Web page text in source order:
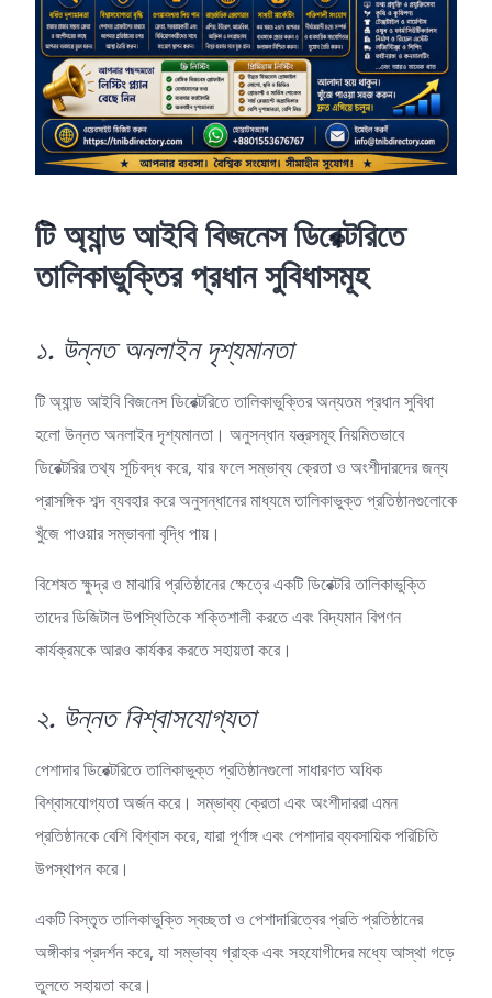
টিঅ্যান্ডআইবিবিজনেসডিরেক্টরিতে
তালিকাভুক্তিরপ্রধানসুবিধাসমূহ
১. উন্নতঅনলাইনদৃশ্যমানতা
টি অ্যান্ড আইবি বিজনেস ডিরেক্টরিতে তালিকাভুক্তির অন্যতম প্রধান সুবিধা
হলো উন্নত অনলাইন দৃশ্যমানতা। অনুসন্ধান যন্ত্রসমূহ নিয়মিতভাবে
ডিরেক্টরির তথ্য সূচিবদ্ধ করে, যার ফলে সম্ভাব্য ক্রেতা ও অংশীদারদের জন্য
প্রাসঙ্গিক শব্দ ব্যবহার করে অনুসন্ধানের মাধ্যমে তালিকাভুক্ত প্রতিষ্ঠানগুলোকে
খুঁজে পাওয়ার সম্ভাবনা বৃদ্ধি পায়।
বিশেষত ক্ষুদ্র ও মাঝারি প্রতিষ্ঠানের ক্ষেত্রে একটি ডিরেক্টরি তালিকাভুক্তি
তাদের ডিজিটাল উপস্থিতিকে শক্তিশালী করতে এবং বিদ্যমান বিপণন
কার্যক্রমকে আরও কার্যকর করতে সহায়তা করে।
২. উন্নত বিশ্বাসযোগ্যতা
পেশাদার ডিরেক্টরিতে তালিকাভুক্ত প্রতিষ্ঠানগুলো সাধারণত অধিক
বিশ্বাসযোগ্যতা অর্জন করে। সম্ভাব্য ক্রেতা এবং অংশীদাররা এমন
প্রতিষ্ঠানকে বেশি বিশ্বাস করে, যারা পূর্ণাঙ্গ এবং পেশাদার ব্যবসায়িক পরিচিতি
উপস্থাপন করে।
একটি বিস্তৃত তালিকাভুক্তি স্বচ্ছতা ও পেশাদারিত্বের প্রতি প্রতিষ্ঠানের
অঙ্গীকার প্রদর্শন করে, যা সম্ভাব্য গ্রাহক এবং সহযোগীদের মধ্যে আস্থা গড়ে
তুলতে সহায়তা করে।